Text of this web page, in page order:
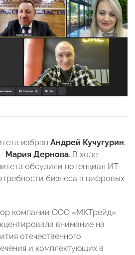
избран Андрей Кучугурин,
Мария Дернова. В ходе
обсудили потенциал ИТ-
бизнеса в цифровых
компании ООО «МКТрейд»
внимание на
отечественного
и комплектующих в